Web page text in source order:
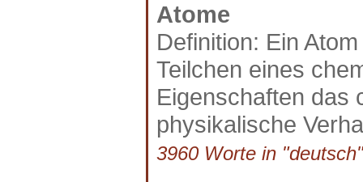
Atome
Definition: Ein
Teilchen eines
Eigenschaften das
physikalische
3960 Worte in